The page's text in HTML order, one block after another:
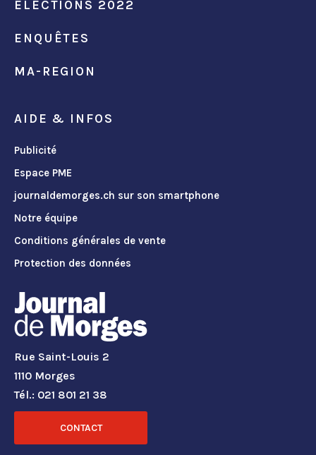
ÉLECTIONS 2022
ENQUÊTES
MA-REGION
AIDE & INFOS
Publicité
Espace PME
journaldemorges.ch sur son smartphone
Notre équipe
Conditions générales de vente
Protection des données
Rue Saint-Louis 2
1110 Morges
Tél.: 021 801 21 38
CONTACT